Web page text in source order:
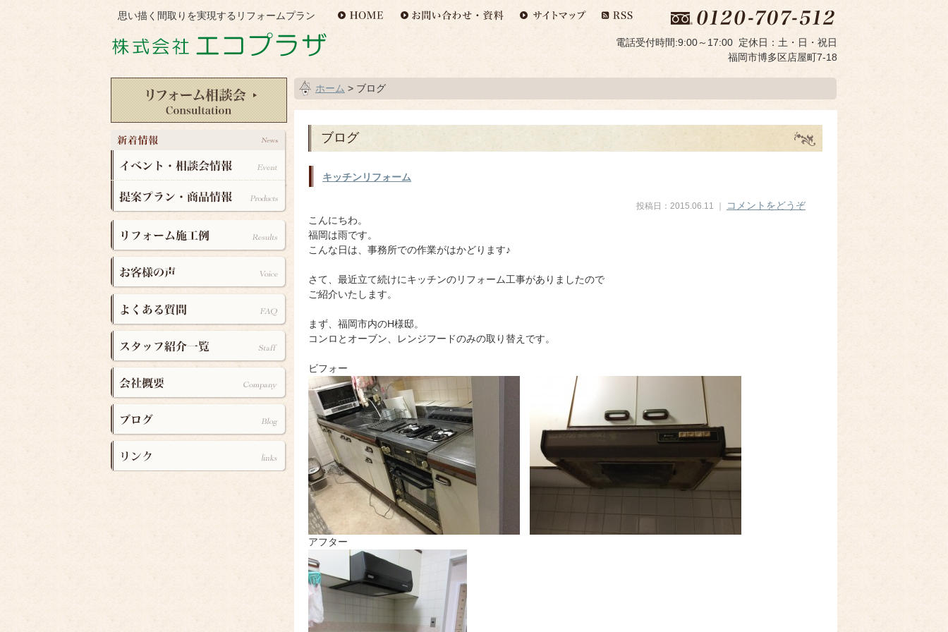
思い描く間取りを実現するリフォームプラン
電話受付時間:9:00～17:00 定休日：土・日・祝日
福岡市博多区店屋町7-18
ホーム > ブログ
ブログ
キッチンリフォーム
投稿日：2015.06.11 ｜
コメントをどうぞ
こんにちわ。
福岡は雨です。
こんな日は、事務所での作業がはかどります♪
さて、最近立て続けにキッチンのリフォーム工事がありましたので
ご紹介いたします。
まず、福岡市内のH様邸。
コンロとオーブン、レンジフードのみの取り替えです。
ビフォー
アフター